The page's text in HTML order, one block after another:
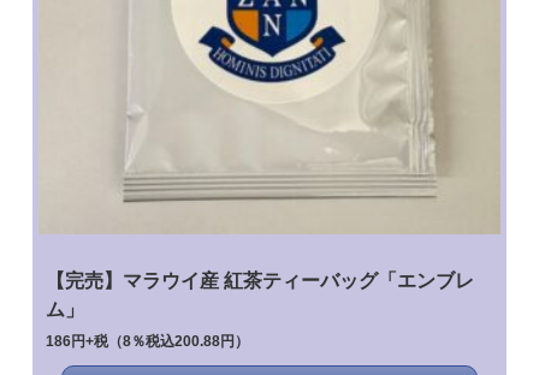
【完売】マラウイ産 紅茶ティーバッグ「エンブレ
ム」
186円+税（8％税込200.88円）